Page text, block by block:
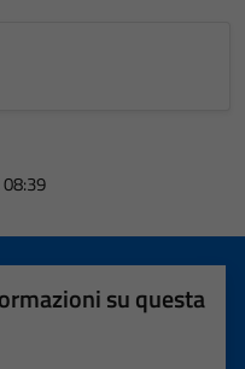
su questa